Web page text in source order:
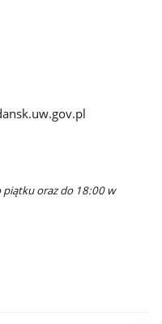
oraz do 18:00 w